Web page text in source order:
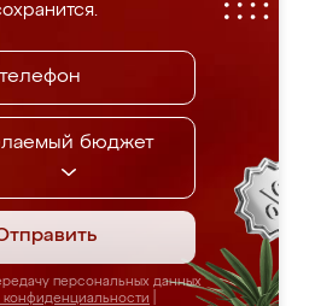
бюджет
персональных данных
конфиденциальности